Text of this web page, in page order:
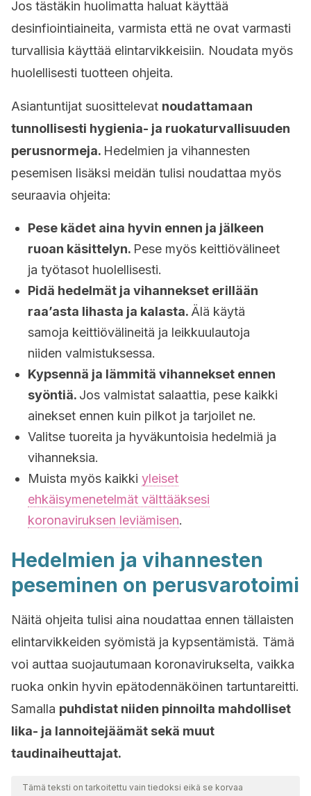
Jos tästäkin huolimatta haluat käyttää
desinfiointiaineita, varmista että ne ovat varmasti
turvallisia käyttää elintarvikkeisiin. Noudata myös
huolellisesti tuotteen ohjeita.
Asiantuntijat suosittelevat noudattamaan
tunnollisesti hygienia- ja ruokaturvallisuuden
perusnormeja. Hedelmien ja vihannesten
pesemisen lisäksi meidän tulisi noudattaa myös
seuraavia ohjeita:
Pese kädet aina hyvin ennen ja jälkeen
ruoan käsittelyn. Pese myös keittiövälineet
ja työtasot huolellisesti.
Pidä hedelmät ja vihannekset erillään
raa’asta lihasta ja kalasta. Älä käytä
samoja keittiövälineitä ja leikkuulautoja
niiden valmistuksessa.
Kypsennä ja lämmitä vihannekset ennen
syöntiä. Jos valmistat salaattia, pese kaikki
ainekset ennen kuin pilkot ja tarjoilet ne.
Valitse tuoreita ja hyväkuntoisia hedelmiä ja
vihanneksia.
Muista myös kaikki yleiset
ehkäisymenetelmät välttääksesi
koronaviruksen leviämisen.
Hedelmien ja vihannesten
peseminen on perusvarotoimi
Näitä ohjeita tulisi aina noudattaa ennen tällaisten
elintarvikkeiden syömistä ja kypsentämistä. Tämä
voi auttaa suojautumaan koronavirukselta, vaikka
ruoka onkin hyvin epätodennäköinen tartuntareitti.
Samalla puhdistat niiden pinnoilta mahdolliset
lika- ja lannoitejäämät sekä muut
taudinaiheuttajat.
Tämä teksti on tarkoitettu vain tiedoksi eikä se korvaa